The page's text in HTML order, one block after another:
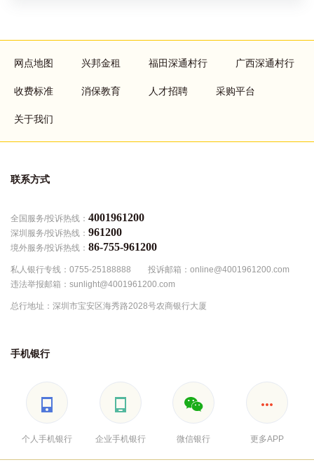
Footer
menu
网点地图 兴邦金租 福田深通村行 广西深通村行
收费标准 消保教育 人才招聘 采购平台
关于我们
联系方式
全国服务/投诉热线： 4001961200
深圳服务/投诉热线： 961200
境外服务/投诉热线： 86-755-961200
私人银行专线：0755-25188888
投诉邮箱：online@4001961200.com
违法举报邮箱：sunlight@4001961200.com
总行地址：深圳市宝安区海秀路2028号农商银行大厦
手机银行
个人手机银行 企业手机银行 微信银行 更多APP